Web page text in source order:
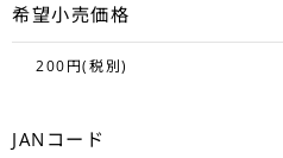
希望小売価格
200円(税別)
JANコード